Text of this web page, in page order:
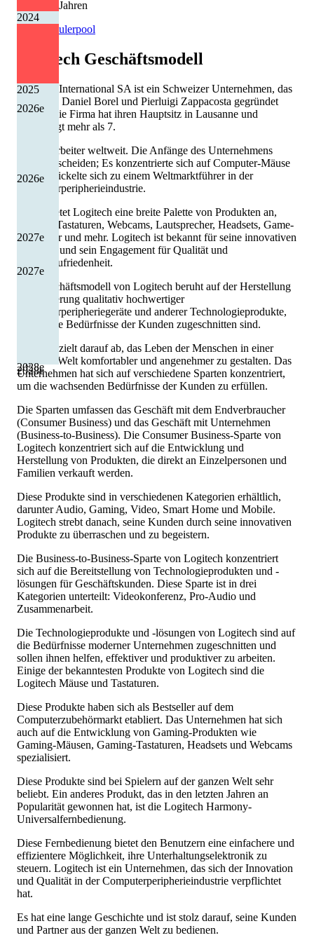
2026e
2027e
2028e
2024
2025
2026e
2027e
2028e
2 von 13 Jahren
Quelle: Eulerpool
Logitech Geschäftsmodell
Logitech International SA ist ein Schweizer Unternehmen, das
1981 von Daniel Borel und Pierluigi Zappacosta gegründet
wurde. Die Firma hat ihren Hauptsitz in Lausanne und
beschäftigt mehr als 7.
000 Mitarbeiter weltweit. Die Anfänge des Unternehmens
waren bescheiden; Es konzentrierte sich auf Computer-Mäuse
und entwickelte sich zu einem Weltmarktführer in der
Computerperipherieindustrie.
Heute bietet Logitech eine breite Palette von Produkten an,
darunter Tastaturen, Webcams, Lautsprecher, Headsets, Game-
Controller und mehr. Logitech ist bekannt für seine innovativen
Produkte und sein Engagement für Qualität und
Kundenzufriedenheit.
Das Geschäftsmodell von Logitech beruht auf der Herstellung
und Lieferung qualitativ hochwertiger
Computerperipheriegeräte und anderer Technologieprodukte,
die auf die Bedürfnisse der Kunden zugeschnitten sind.
Logitech zielt darauf ab, das Leben der Menschen in einer
digitalen Welt komfortabler und angenehmer zu gestalten. Das
Unternehmen hat sich auf verschiedene Sparten konzentriert,
um die wachsenden Bedürfnisse der Kunden zu erfüllen.
Die Sparten umfassen das Geschäft mit dem Endverbraucher
(Consumer Business) und das Geschäft mit Unternehmen
(Business-to-Business). Die Consumer Business-Sparte von
Logitech konzentriert sich auf die Entwicklung und
Herstellung von Produkten, die direkt an Einzelpersonen und
Familien verkauft werden.
Diese Produkte sind in verschiedenen Kategorien erhältlich,
darunter Audio, Gaming, Video, Smart Home und Mobile.
Logitech strebt danach, seine Kunden durch seine innovativen
Produkte zu überraschen und zu begeistern.
Die Business-to-Business-Sparte von Logitech konzentriert
sich auf die Bereitstellung von Technologieprodukten und -
lösungen für Geschäftskunden. Diese Sparte ist in drei
Kategorien unterteilt: Videokonferenz, Pro-Audio und
Zusammenarbeit.
Die Technologieprodukte und -lösungen von Logitech sind auf
die Bedürfnisse moderner Unternehmen zugeschnitten und
sollen ihnen helfen, effektiver und produktiver zu arbeiten.
Einige der bekanntesten Produkte von Logitech sind die
Logitech Mäuse und Tastaturen.
Diese Produkte haben sich als Bestseller auf dem
Computerzubehörmarkt etabliert. Das Unternehmen hat sich
auch auf die Entwicklung von Gaming-Produkten wie
Gaming-Mäusen, Gaming-Tastaturen, Headsets und Webcams
spezialisiert.
Diese Produkte sind bei Spielern auf der ganzen Welt sehr
beliebt. Ein anderes Produkt, das in den letzten Jahren an
Popularität gewonnen hat, ist die Logitech Harmony-
Universalfernbedienung.
Diese Fernbedienung bietet den Benutzern eine einfachere und
effizientere Möglichkeit, ihre Unterhaltungselektronik zu
steuern. Logitech ist ein Unternehmen, das sich der Innovation
und Qualität in der Computerperipherieindustrie verpflichtet
hat.
Es hat eine lange Geschichte und ist stolz darauf, seine Kunden
und Partner aus der ganzen Welt zu bedienen.